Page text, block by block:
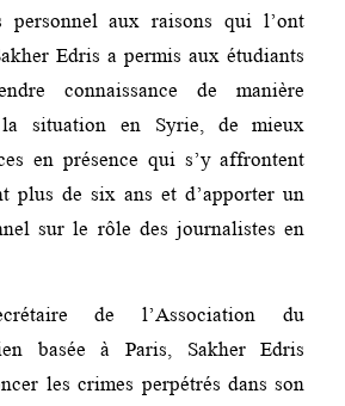
personnel aux raisons qui l’ont
Edris a permis aux étudiants
connaissance de manière
situation en Syrie, de mieux
en présence qui s’y affrontent
plus de six ans et d’apporter un
sur le rôle des journalistes en
de l’Association du
basée à Paris, Sakher Edris
les crimes perpétrés dans son